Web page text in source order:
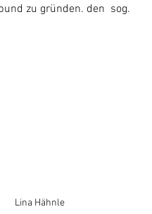
zu gründen. den  sog.
Lina Hähnle